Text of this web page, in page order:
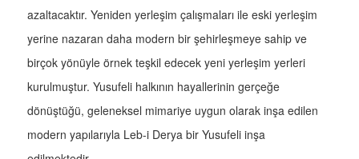
azaltacaktır. Yeniden yerleşim çalışmaları ile eski yerleşim
yerine nazaran daha modern bir şehirleşmeye sahip ve
birçok yönüyle örnek teşkil edecek yeni yerleşim yerleri
kurulmuştur. Yusufeli halkının hayallerinin gerçeğe
dönüştüğü, geleneksel mimariye uygun olarak inşa edilen
modern yapılarıyla Leb-i Derya bir Yusufeli inşa